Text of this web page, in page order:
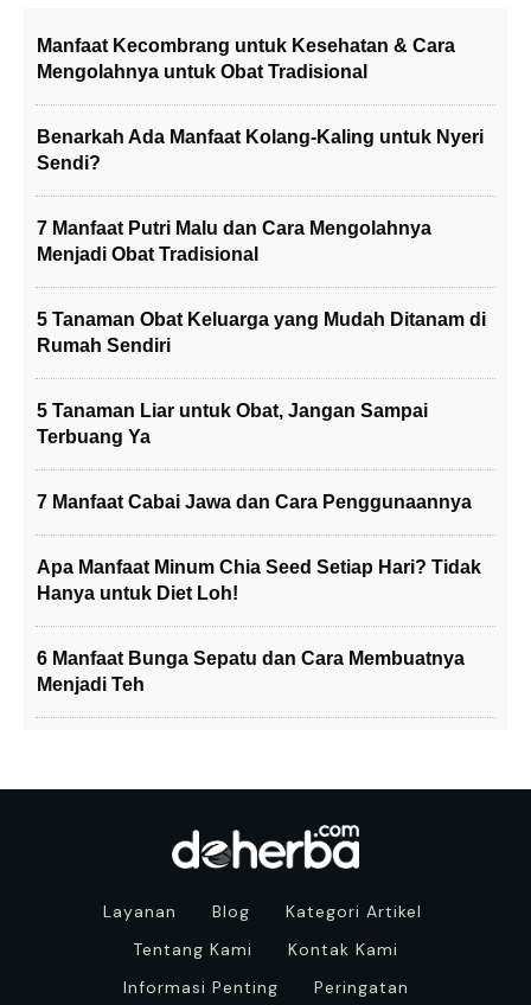
Manfaat Kecombrang untuk Kesehatan & Cara
Mengolahnya untuk Obat Tradisional
Benarkah Ada Manfaat Kolang-Kaling untuk Nyeri
Sendi?
7 Manfaat Putri Malu dan Cara Mengolahnya
Menjadi Obat Tradisional
5 Tanaman Obat Keluarga yang Mudah Ditanam di
Rumah Sendiri
5 Tanaman Liar untuk Obat, Jangan Sampai
Terbuang Ya
7 Manfaat Cabai Jawa dan Cara Penggunaannya
Apa Manfaat Minum Chia Seed Setiap Hari? Tidak
Hanya untuk Diet Loh!
6 Manfaat Bunga Sepatu dan Cara Membuatnya
Menjadi Teh
Layanan Blog
Kategori Artikel
Tentang Kami
Kontak Kami
Informasi Penting
Peringatan